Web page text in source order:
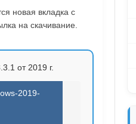
новая вкладка с
на скачивание.
от 2019 г.
2019-